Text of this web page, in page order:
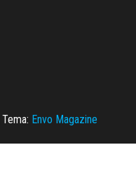
Tema: Envo Magazine